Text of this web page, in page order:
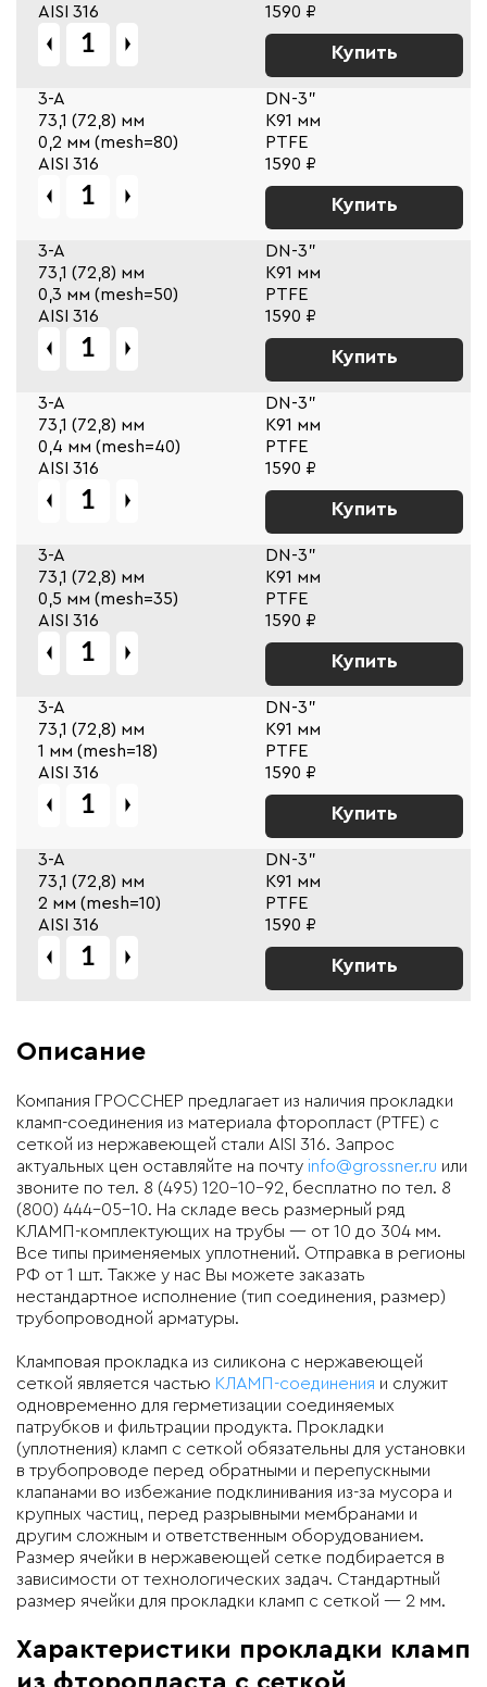
AISI 316
1590 ₽
Купить
3-A
DN-3"
73,1 (72,8) мм
К91 мм
0,2 мм (mesh=80)
PTFE
AISI 316
1590 ₽
Купить
3-A
DN-3"
73,1 (72,8) мм
К91 мм
0,3 мм (mesh=50)
PTFE
AISI 316
1590 ₽
Купить
3-A
DN-3"
73,1 (72,8) мм
К91 мм
0,4 мм (mesh=40)
PTFE
AISI 316
1590 ₽
Купить
3-A
DN-3"
73,1 (72,8) мм
К91 мм
0,5 мм (mesh=35)
PTFE
AISI 316
1590 ₽
Купить
3-A
DN-3"
73,1 (72,8) мм
К91 мм
1 мм (mesh=18)
PTFE
AISI 316
1590 ₽
Купить
3-A
DN-3"
73,1 (72,8) мм
К91 мм
2 мм (mesh=10)
PTFE
AISI 316
1590 ₽
Купить
Описание
Компания ГРОССНЕР предлагает из наличия прокладки
кламп-соединения из материала фторопласт (PTFE) с
сеткой из нержавеющей стали AISI 316. Запрос
актуальных цен оставляйте на почту info@grossner.ru или
звоните по тел. 8 (495) 120-10-92, бесплатно по тел. 8
(800) 444-05-10. На складе весь размерный ряд
КЛАМП-комплектующих на трубы — от 10 до 304 мм.
Все типы применяемых уплотнений. Отправка в регионы
РФ от 1 шт. Также у нас Вы можете заказать
нестандартное исполнение (тип соединения, размер)
трубопроводной арматуры.
Кламповая прокладка из силикона с нержавеющей
сеткой является частью КЛАМП-соединения и служит
одновременно для герметизации соединяемых
патрубков и фильтрации продукта. Прокладки
(уплотнения) кламп с сеткой обязательны для установки
в трубопроводе перед обратными и перепускными
клапанами во избежание подклинивания из-за мусора и
крупных частиц, перед разрывными мембранами и
другим сложным и ответственным оборудованием.
Размер ячейки в нержавеющей сетке подбирается в
зависимости от технологических задач. Стандартный
размер ячейки для прокладки кламп с сеткой — 2 мм.
Характеристики прокладки кламп